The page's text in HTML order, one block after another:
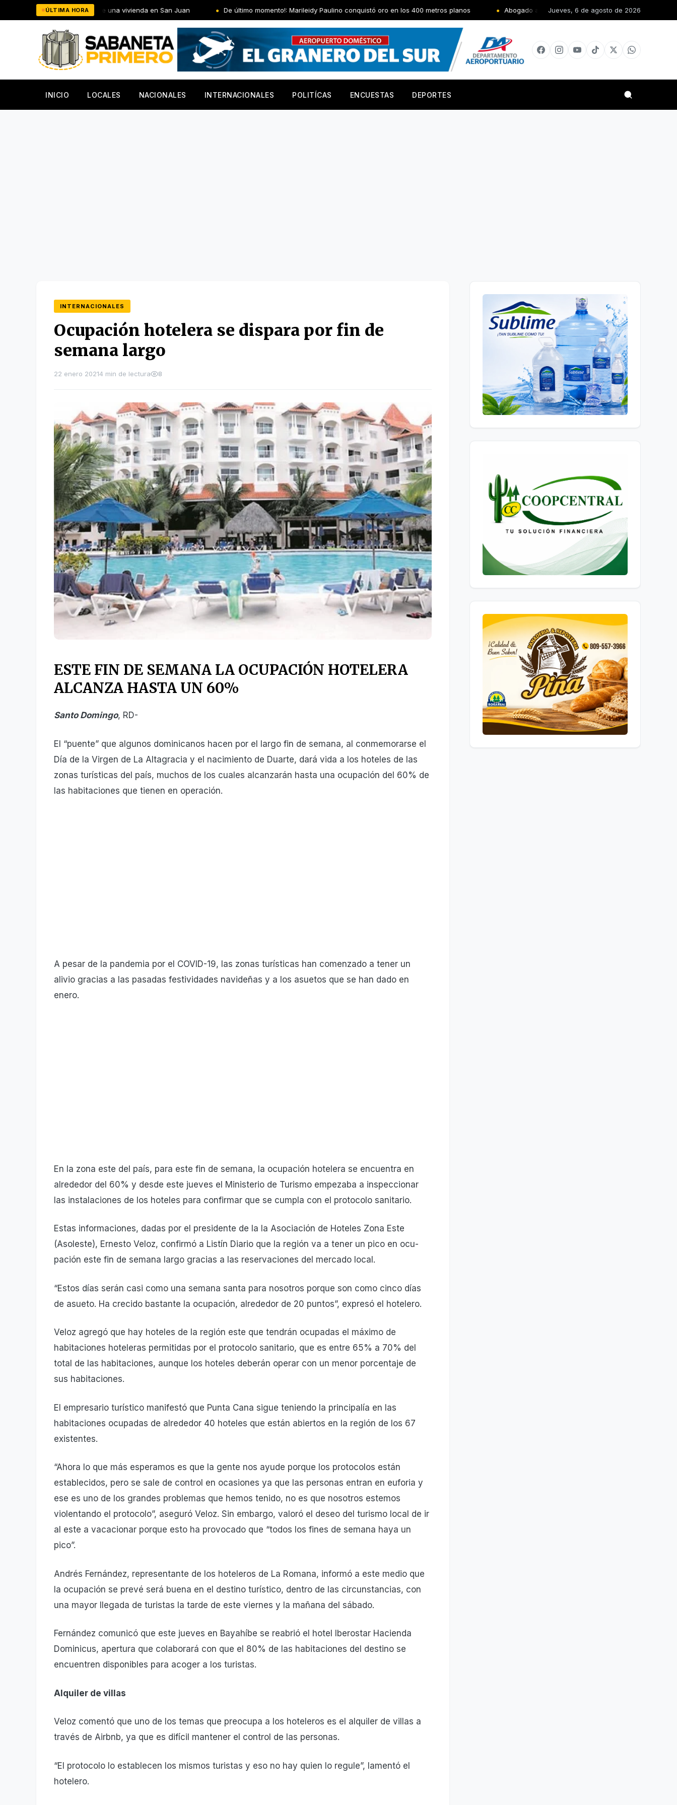
al
ÚLTIMA HORA
de una vivienda en San Juan De último momento!: Marileidy Paulino conquistó oro en los 400 metros planos Abogado advierte nuevo Código Penal obligará al Gobierno a construir
Jueves, 6 de agosto de 2026
INICIO LOCALES NACIONALES INTERNACIONALES POLITÍCAS ENCUESTAS DEPORTES
INTERNACIONALES
Ocupación hotelera se dispara por fin de
semana largo
22 enero 20214 min de lectura 8
ESTE FIN DE SEMANA LA OCUPACIÓN HOTELERA
ALCANZA HASTA UN 60%
Santo Domingo, RD-
El “puente” que algunos dominicanos hacen por el largo fin de semana, al conmemorarse el
Día de la Virgen de La Altagracia y el nacimiento de Duar­te, dará vida a los hoteles de las
zonas turísticas del país, muchos de los cuales alcanzarán hasta una ocu­pación del 60% de
las ha­bitaciones que tienen en operación.
A pesar de la pandemia por el COVID-19, las zonas turísticas han comenzado a tener un
alivio gracias a las pasadas festividades navideñas y a los asuetos que se han dado en
enero.
En la zona este del país, para este fin de semana, la ocupación hotelera se en­cuentra en
alrededor del 60% y desde este jueves el Ministerio de Turismo em­pezaba a inspeccionar
las instalaciones de los hote­les para confirmar que se cumpla con el protocolo sanitario.
Estas informaciones, da­das por el presidente de la la Asociación de Hote­les Zona Este
(Asoleste), Ernesto Veloz, confirmó a Listín Diario que la región va a tener un pico en ocu­
pación este fin de semana largo gracias a las reserva­ciones del mercado local.
“Estos días serán casi como una semana santa para no­sotros porque son como cin­co días
de asueto. Ha creci­do bastante la ocupación, alrededor de 20 puntos”, expresó el hotelero.
Veloz agregó que hay hote­les de la región este que ten­drán ocupadas el máximo de
habitaciones hoteleras permitidas por el protocolo sanitario, que es entre 65% a 70% del
total de las habi­taciones, aunque los hoteles deberán operar con un me­nor porcentaje de
sus habi­taciones.
El empresario turístico manifestó que Punta Ca­na sigue teniendo la prin­cipalía en las
habitaciones ocupadas de alrededor 40 hoteles que están abier­tos en la región de los 67
existentes.
“Ahora lo que más espe­ramos es que la gente nos ayude porque los protoco­los están
establecidos, pero se sale de control en oca­siones ya que las personas entran en euforia y
ese es uno de los grandes proble­mas que hemos tenido, no es que nosotros estemos
violentando el protocolo”, aseguró Veloz. Sin embar­go, valoró el deseo del tu­rismo local de ir
al este a vacacionar porque esto ha provocado que “todos los fines de semana haya un
pico”.
Andrés Fernández, repre­sentante de los hoteleros de La Romana, informó a es­te medio que
la ocupación se prevé será buena en el destino turístico, dentro de las circunstancias, con
una mayor llegada de turistas la tarde de este viernes y la mañana del sábado.
Fernández comunicó que este jueves en Bayahíbe se reabrió el hotel Iberostar Hacienda
Dominicus, aper­tura que colaborará con que el 80% de las habitaciones del destino se
encuentren disponibles para acoger a los turistas.
Alquiler de villas
Veloz comentó que uno de los temas que preocupa a los hoteleros es el alquiler de villas a
través de Airbnb, ya que es difícil mantener el control de las personas.
“El protocolo lo establecen los mismos turistas y eso no hay quien lo regule”, la­mentó el
hotelero.